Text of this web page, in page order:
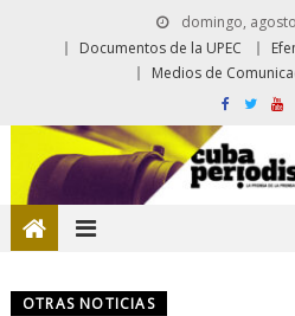
domingo,
Documentos de la UPEC
Medios de
OTRAS NOTICIAS